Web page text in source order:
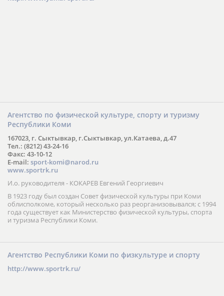
Агентство по физической культуре, спорту и туризму
Республики Коми
167023, г. Сыктывкар, г.Сыктывкар, ул.Катаева, д.47
Тел.: (8212) 43-24-16
Факс: 43-10-12
E-mail: sport-komi@narod.ru
www.sportrk.ru
И.о. руководителя - КОКАРЕВ Евгений Георгиевич
В 1923 году был создан Совет физической культуры при Коми
облисполкоме, который несколько раз реорганизовывался; с 1994
года существует как Министерство физической культуры, спорта
и туризма Республики Коми.
Агентство Республики Коми по физкультуре и спорту
http://www.sportrk.ru/